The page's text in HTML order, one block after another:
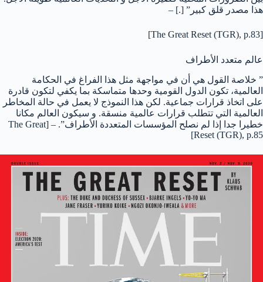
هذا مصدر قلق كبير” [.] –
[The Great Reset (TGR), p.83]
عالم متعدد الأطراف
” خلاصة القول هي أن في مواجهة مثل هذا الفراغ في الحكامة
العالمية، تكون الدول القومية وحدها متماسكة بما يكفي لتكون قادرة
على اتخاذ قرارات جماعية. لكن هذا النموذج لا يعمل في حالة المخاطر
العالمية التي تتطلب قرارات عالمية منسقة. و سيكون العالم مكانا
خطيرا جدا إذا لم نصلح المؤسسات المتعددة الأطراف”. – [The Great
Reset (TGR), p.85]